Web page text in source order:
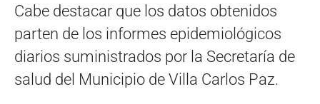
Cabe destacar que los datos obtenidos
parten de los informes epidemiológicos
diarios suministrados por la Secretaría de
salud del Municipio de Villa Carlos Paz.